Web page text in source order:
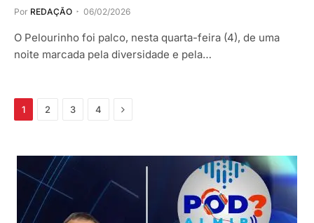
Por REDAÇÃO 06/02/2026
O Pelourinho foi palco, nesta quarta-feira (4), de uma
noite marcada pela diversidade e pela…
1 2 3 4 Próximo